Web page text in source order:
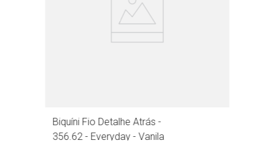
Biquíni Fio Detalhe Atrás -
356.62 - Everyday - Vanila